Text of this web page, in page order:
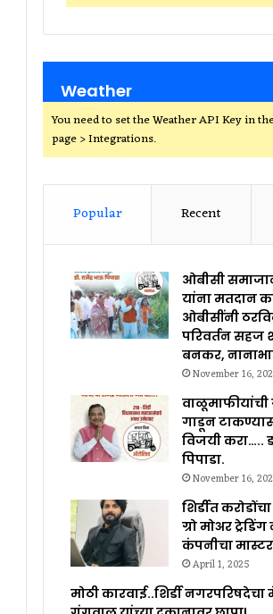
Weather
You need to set the Weather API Key in
page > Integrations.
Popular Recent
ओबीसी
यांना मतदान
ओबीसींनी
परिवर्तन सहज
बनकर,
November 16,
वाळूमाफीयांची
गाडून
विजयी करा…..
पिपाडा.
November 16,
शिर्डीत
ग्रो मोअर
कंपनीचा
April 1, 2025
मोठी कारवाई..शिर्डी